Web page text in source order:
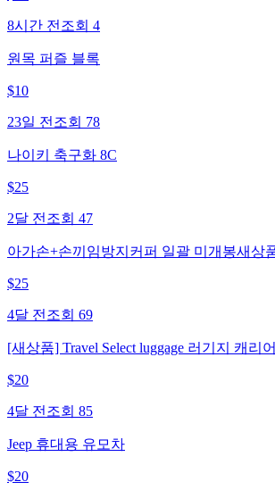
8시간 전 조회 4
원목 퍼즐 블록
$10
23일 전 조회 78
나이키 축구화 8C
$25
2달 전 조회 47
아가손+손끼임방지커퍼 일괄 미개봉새상
$25
4달 전 조회 69
[새상품] Travel Select luggage 러기지 캐리
$20
4달 전 조회 85
Jeep 휴대용 유모차
$20